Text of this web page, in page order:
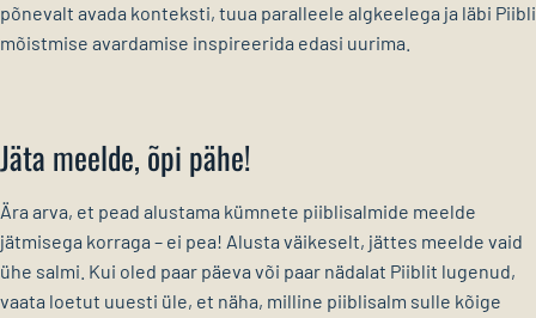
põnevalt avada konteksti, tuua paralleele algkeelega ja läbi Piibli
mõistmise avardamise inspireerida edasi uurima.
Jäta meelde, õpi pähe!
Ära arva, et pead alustama kümnete piiblisalmide meelde
jätmisega korraga – ei pea! Alusta väikeselt, jättes meelde vaid
ühe salmi. Kui oled paar päeva või paar nädalat Piiblit lugenud,
vaata loetut uuesti üle, et näha, milline piiblisalm sulle kõige